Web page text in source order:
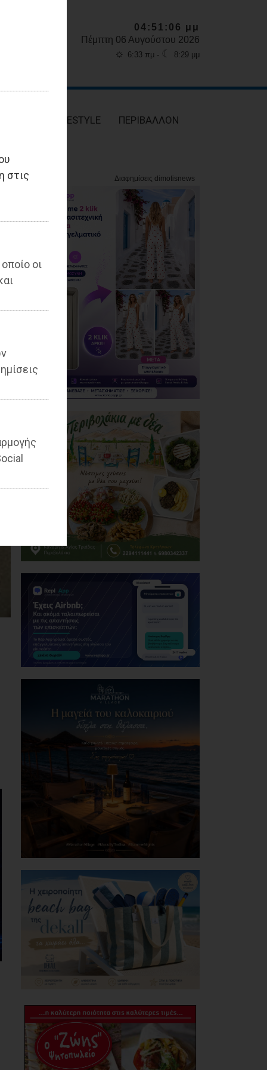
στις
οι
04:51:08 μμ
Πέμπτη 06 Αυγούστου 2026
☼ 6:33 πμ - ☾ 8:29 μμ
LIFESTYLE ΠΕΡΙΒΑΛΛΟΝ